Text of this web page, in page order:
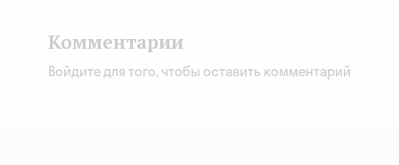
Комментарии
Войдите для того, чтобы оставить комментарий